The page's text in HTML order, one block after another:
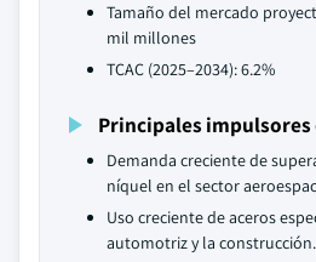
Tamaño del mercado
mil millones
TCAC (2025–2034): 6.2%
Principales impulsores
Demanda creciente de
níquel en el sector
Uso creciente de aceros
automotriz y la construcción.